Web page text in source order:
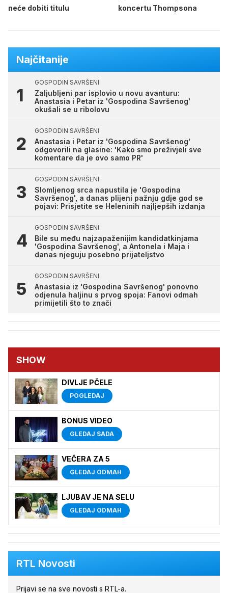
neće dobiti titulu
koncertu Thompsona
Najčitanije
GOSPODIN SAVRŠENI
Zaljubljeni par isplovio u novu avanturu:
Anastasia i Petar iz 'Gospodina Savršenog'
okušali se u ribolovu
GOSPODIN SAVRŠENI
Anastasia i Petar iz 'Gospodina Savršenog'
odgovorili na glasine: 'Kako smo preživjeli sve
komentare da je ovo samo PR'
GOSPODIN SAVRŠENI
Slomljenog srca napustila je 'Gospodina
Savršenog', a danas plijeni pažnju gdje god se
pojavi: Prisjetite se Heleninih najljepših izdanja
GOSPODIN SAVRŠENI
Bile su među najzapaženijim kandidatkinjama
'Gospodina Savršenog', a Antonela i Maja i
danas njeguju posebno prijateljstvo
GOSPODIN SAVRŠENI
Anastasia iz 'Gospodina Savršenog' ponovno
odjenula haljinu s prvog spoja: Fanovi odmah
primijetili što to znači
SHOW
DIVLJE PČELE
POGLEDAJ
BONUS VIDEO
GLEDAJ SADA
VEČERA ZA 5
GLEDAJ ODMAH
LJUBAV JE NA SELU
GLEDAJ ODMAH
RTL Novosti
Prijavi se na sve novosti s RTL-a.